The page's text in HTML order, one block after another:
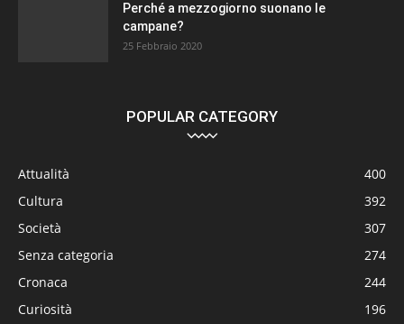
Perché a mezzogiorno suonano le
campane?
25 Febbraio 2020
POPULAR CATEGORY
Attualità
400
Cultura
392
Società
307
Senza categoria
274
Cronaca
244
Curiosità
196